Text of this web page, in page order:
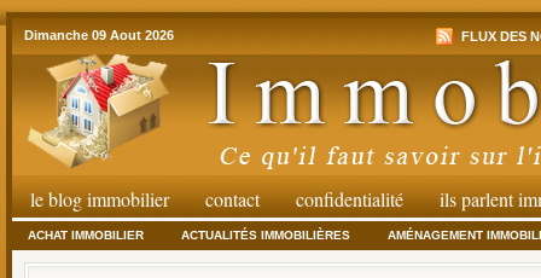
Dimanche 09 Aout 2026 FLUX DES
le blog immobilier contact confidentialité ils parlent
ACHAT IMMOBILIER ACTUALITÉS IMMOBILIÈRES AMÉNAGEMENT